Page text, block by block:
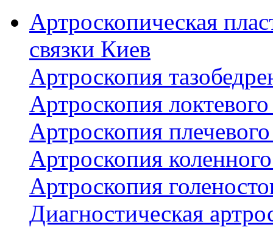
Артроскопическая
связки Киев
Артроскопия
Артроскопия
Артроскопия
Артроскопия
Артроскопия
Диагностическая